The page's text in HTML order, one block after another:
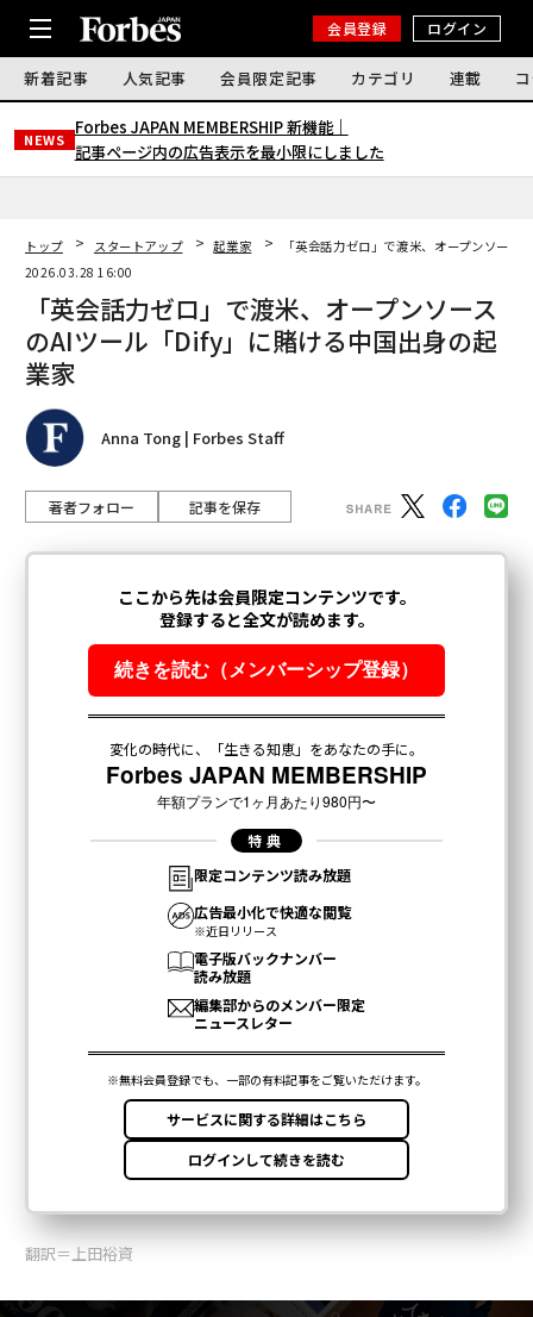
会員登録 ログイン
新着記事 人気記事 会員限定記事 カテゴリ 連載
NEWS
Forbes JAPAN MEMBERSHIP 新機能｜
記事ページ内の広告表示を最小限にしました
トップ スタートアップ 起業家
「英会話力ゼロ」で渡米、オープンソー
2026.03.28 16:00
「英会話力ゼロ」で渡米、オープンソース
のAIツール「Dify」に賭ける中国出身の起
業家
Anna Tong | Forbes Staff
著者フォロー 記事を保存
翻訳＝上田裕資